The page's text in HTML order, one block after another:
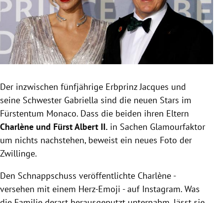
Untermenü
Untermenü
Untermenü
Untermenü
Der inzwischen fünfjährige Erbprinz Jacques und
seine Schwester Gabriella sind die neuen Stars im
Fürstentum Monaco. Dass die beiden ihren Eltern
Charlène und Fürst Albert II. in Sachen Glamourfaktor
um nichts nachstehen, beweist ein neues Foto der
Zwillinge.
Den Schnappschuss veröffentlichte Charlène -
versehen mit einem Herz-Emoji - auf Instagram. Was